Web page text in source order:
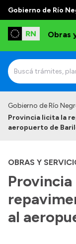
Gobierno de Río
Obras
Institucional
Autoridades
Delegaciones
Normativa
Consejo de
Gobierno de Río
Provincia licita la
aeropuerto de
OBRAS Y
al